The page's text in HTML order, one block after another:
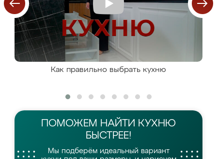
Как правильно выбрать кухню
ПОМОЖЕМ НАЙТИ КУХНЮ
БЫСТРЕЕ!
Мы подберём идеальный вариант